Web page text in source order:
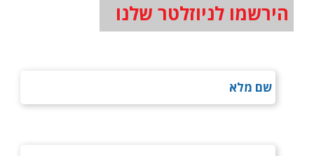
הירשמו לניוזלטר שלנו